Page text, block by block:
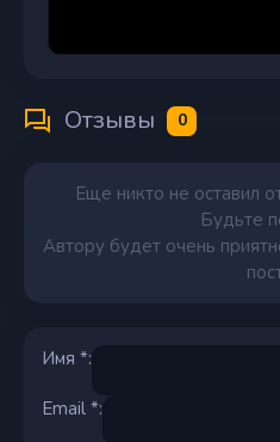
Отзывы 0
Еще никто не оставил
Будьте
Автору будет очень
Имя *:
Email *: